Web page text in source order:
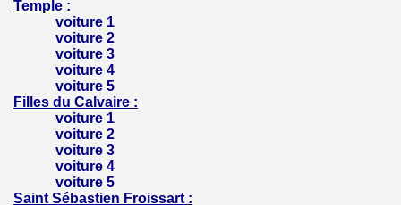
Temple :
voiture 1
voiture 2
voiture 3
voiture 4
voiture 5
Filles du Calvaire :
voiture 1
voiture 2
voiture 3
voiture 4
voiture 5
Saint Sébastien Froissart :